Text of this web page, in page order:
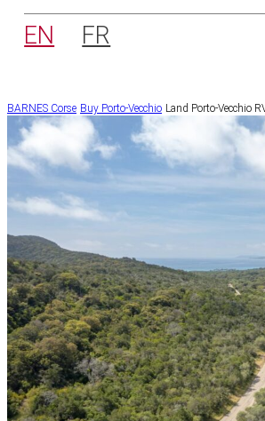
EN FR
BARNES Corse Buy Porto-Vecchio Land Porto-Vecchio